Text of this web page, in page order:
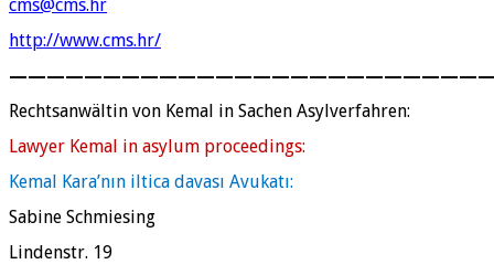
cms@cms.hr
http://www.cms.hr/
Rechtsanwältin von Kemal in Sachen Asylverfahren:
Lawyer Kemal in asylum proceedings:
Kemal Kara’nın iltica davası Avukatı:
Sabine Schmiesing
Lindenstr. 19